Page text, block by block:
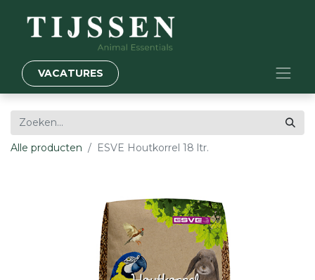
VACATURES
Alle producten ESVE Houtkorrel 18 ltr.